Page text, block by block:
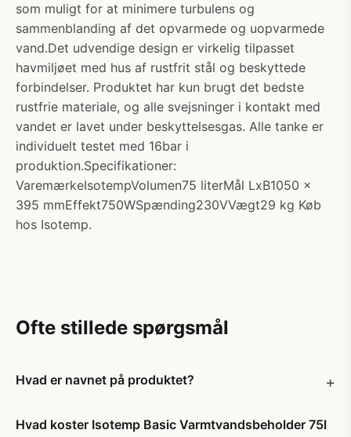
som muligt for at minimere turbulens og
sammenblanding af det opvarmede og uopvarmede
vand.Det udvendige design er virkelig tilpasset
havmiljøet med hus af rustfrit stål og beskyttede
forbindelser. Produktet har kun brugt det bedste
rustfrie materiale, og alle svejsninger i kontakt med
vandet er lavet under beskyttelsesgas. Alle tanke er
individuelt testet med 16bar i
produktion.Specifikationer:
VaremærkeIsotempVolumen75 literMål LxB1050 x
395 mmEffekt750WSpænding230VVægt29 kg Køb
hos Isotemp.
Ofte stillede spørgsmål
Hvad er navnet på produktet?
Hvad koster Isotemp Basic Varmtvandsbeholder 75l